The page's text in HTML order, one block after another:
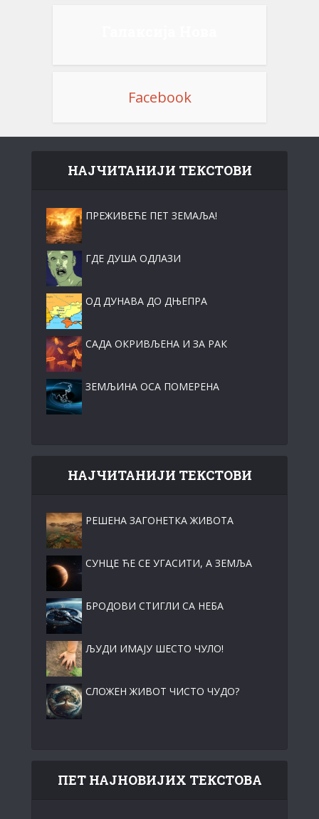
Facebook
НАЈЧИТАНИЈИ ТЕКСТОВИ
ПРЕЖИВЕЋЕ ПЕТ ЗЕМАЉА!
ГДЕ ДУША ОДЛАЗИ
ОД ДУНАВА ДО ДЊЕПРА
САДА ОКРИВЉЕНА И ЗА РАК
ЗЕМЉИНА ОСА ПОМЕРЕНА
НАЈЧИТАНИЈИ ТЕКСТОВИ
РЕШЕНА ЗАГОНЕТКА ЖИВОТА
СУНЦЕ ЋЕ СЕ УГАСИТИ, А ЗЕМЉА
БРОДОВИ СТИГЛИ СА НЕБА
ЉУДИ ИМАЈУ ШЕСТО ЧУЛО!
СЛОЖЕН ЖИВОТ ЧИСТО ЧУДО?
ПЕТ НАЈНОВИЈИХ ТЕКСТОВА